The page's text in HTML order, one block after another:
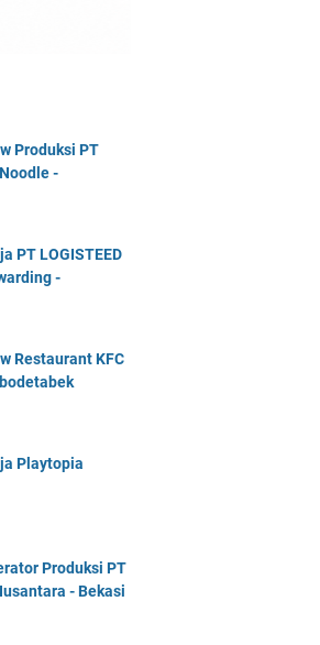
Produksi PT
-
PT LOGISTEED
-
Restaurant KFC
Playtopia
Produksi PT
- Bekasi